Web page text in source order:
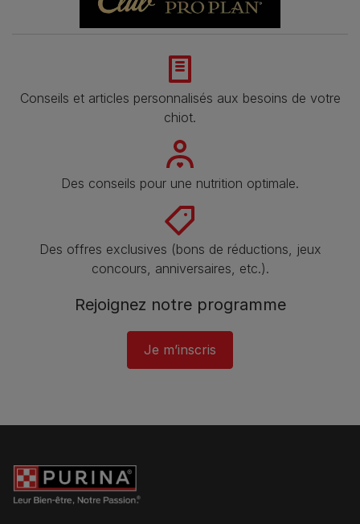
Conseils et articles personnalisés aux besoins de votre
chiot.
Des conseils pour une nutrition optimale.
Des offres exclusives (bons de réductions, jeux
concours, anniversaires, etc.).
Rejoignez notre programme​
Je m’inscris